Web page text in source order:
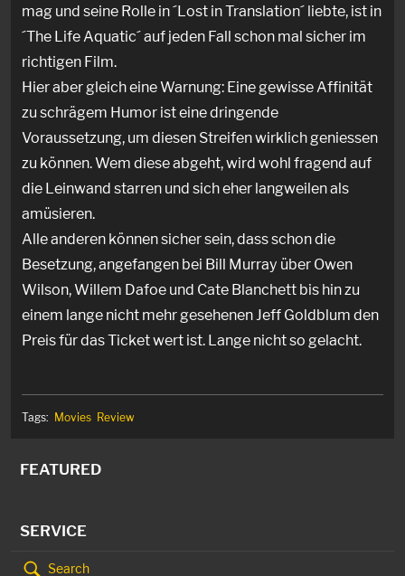
mag und seine Rolle in ´Lost in Translation´ liebte, ist in
´The Life Aquatic´ auf jeden Fall schon mal sicher im
richtigen Film.
Hier aber gleich eine Warnung: Eine gewisse Affinität
zu schrägem Humor ist eine dringende
Voraussetzung, um diesen Streifen wirklich geniessen
zu können. Wem diese abgeht, wird wohl fragend auf
die Leinwand starren und sich eher langweilen als
amüsieren.
Alle anderen können sicher sein, dass schon die
Besetzung, angefangen bei Bill Murray über Owen
Wilson, Willem Dafoe und Cate Blanchett bis hin zu
einem lange nicht mehr gesehenen Jeff Goldblum den
Preis für das Ticket wert ist. Lange nicht so gelacht.
Tags: Movies Review
FEATURED
SERVICE
Search